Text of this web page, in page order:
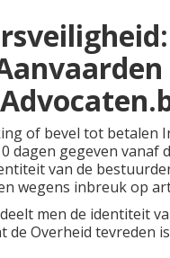
of bevel tot betalen
dagen gegeven
van de
wegens inbreuk op
men de identiteit
de Overheid tevreden